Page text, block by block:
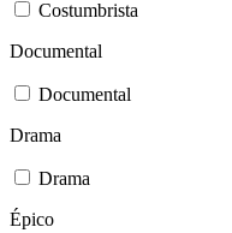
Costumbrista
Documental
Documental
Drama
Drama
Épico